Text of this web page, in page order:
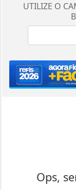
UTILIZE O
Ops,